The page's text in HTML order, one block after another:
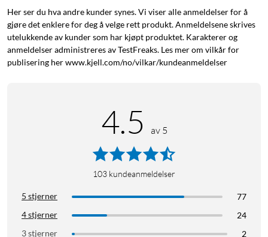
Her ser du hva andre kunder synes. Vi viser alle anmeldelser for å
gjøre det enklere for deg å velge rett produkt. Anmeldelsene skrives
utelukkende av kunder som har kjøpt produktet. Karakterer og
anmeldelser administreres av TestFreaks. Les mer om vilkår for
publisering her www.kjell.com/no/vilkar/kundeanmeldelser
4.5 av 5
103 kundeanmeldelser
5 stjerner
77
4 stjerner
24
3 stjerner
2